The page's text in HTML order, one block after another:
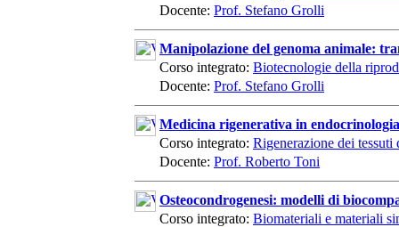
Docente: Prof. Stefano Grolli
Manipolazione del genoma animale:
Corso integrato: Biotecnologie della
Docente: Prof. Stefano Grolli
Medicina rigenerativa in endocrinologia
Corso integrato: Rigenerazione dei tessuti
Docente: Prof. Roberto Toni
Osteocondrogenesi: modelli di
Corso integrato: Biomateriali e materiali